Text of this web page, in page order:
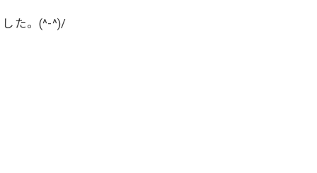
た。(^-^)/